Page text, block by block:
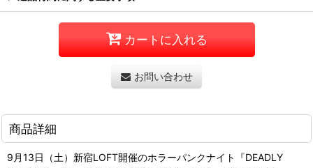
カートに入れる
お問い合わせ
商品詳細
9月13日（土）新宿LOFT開催のホラーパンクナイト『DEADLY